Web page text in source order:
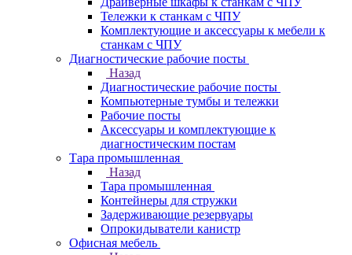
Тележки к станкам с ЧПУ
Комплектующие и аксессуары к мебели к
станкам с ЧПУ
Диагностические рабочие посты
Назад
Диагностические рабочие посты
Компьютерные тумбы и тележки
Рабочие посты
Аксессуары и комплектующие к
диагностическим постам
Тара промышленная
Назад
Тара промышленная
Контейнеры для стружки
Задерживающие резервуары
Опрокидыватели канистр
Офисная мебель